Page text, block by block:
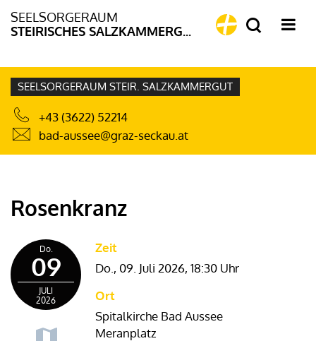
SEELSORGERAUM
STEIRISCHES SALZKAMMERGUT
SEELSORGERAUM STEIR. SALZKAMMERGUT
+43 (3622) 52214
bad-aussee@graz-seckau.at
Rosenkranz
Do.
09
JULI
2026
Zeit
Do., 09. Juli 2026, 18:30 Uhr
Ort
Spitalkirche Bad Aussee
Meranplatz